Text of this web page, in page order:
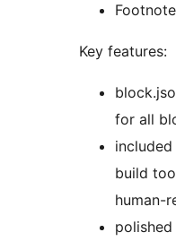
Key features:
for all
build
human-